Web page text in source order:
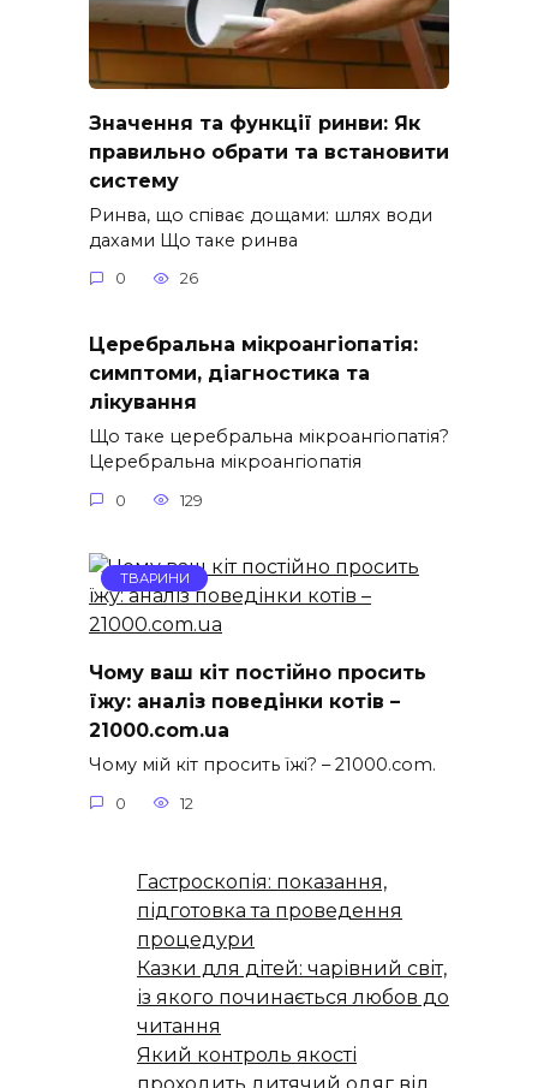
Значення та функції ринви: Як
правильно обрати та встановити
систему
Ринва, що співає дощами: шлях води
дахами Що таке ринва
0 26
Церебральна мікроангіопатія:
симптоми, діагностика та
лікування
Що таке церебральна мікроангіопатія?
Церебральна мікроангіопатія
0 129
ТВАРИНИ
Чому ваш кіт постійно просить
їжу: аналіз поведінки котів –
21000.com.ua
Чому мій кіт просить їжі? – 21000.com.
0 12
Гастроскопія: показання,
підготовка та проведення
процедури
Казки для дітей: чарівний світ,
із якого починається любов до
читання
Який контроль якості
проходить дитячий одяг від